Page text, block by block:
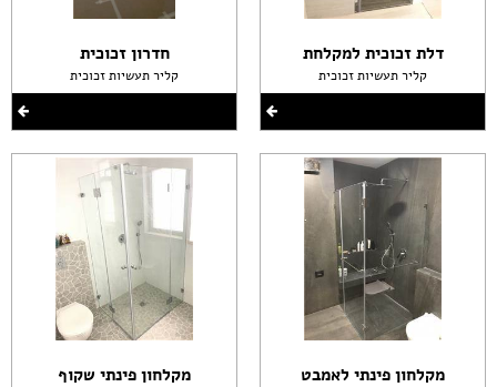
דלת זכוכית למקלחת
קליר תעשיות זכוכית
מקלחון פינתי לאמבט
חדרון זכוכית
קליר תעשיות זכוכית
מקלחון פינתי שקוף